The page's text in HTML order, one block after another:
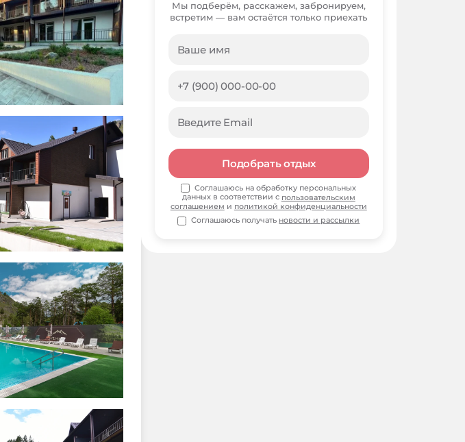
Мы подберём, расскажем, забронируем,
встретим — вам остаётся только приехать
Подобрать отдых
Соглашаюсь на обработку персональных
данных в соответствии с пользовательским
соглашением и политикой конфиденциальности
Соглашаюсь получать новости и рассылки